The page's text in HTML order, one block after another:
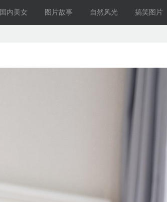
国内美女 图片故事 自然风光 搞笑图片